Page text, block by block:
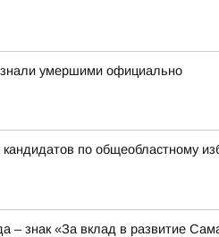
умершими официально
по общеобластному
знак «За вклад в развитие